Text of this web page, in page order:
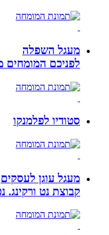
מעגל השפלה
לפניכם המומחים
סטודיו לפלמנקו
מעגל עוגן לעסקים
קבוצת נט ורקינג.